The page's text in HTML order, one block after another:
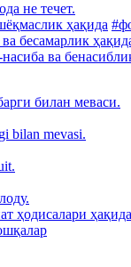
не течет.
ҳақида
бесамарлик
ва
билан меваси.
bilan mevasi.
ҳодисалари ҳақида